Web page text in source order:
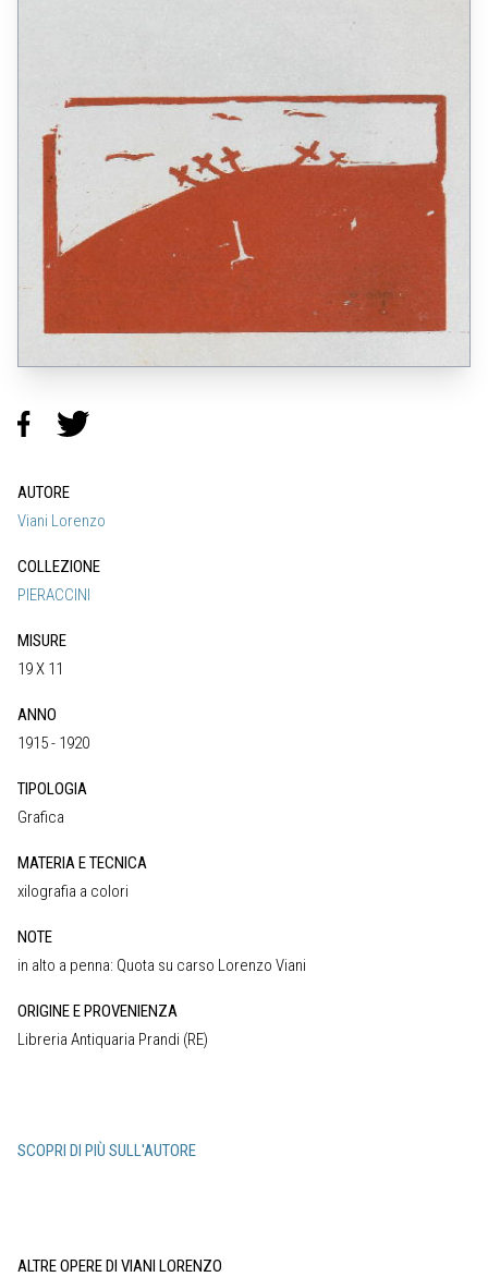
AUTORE
Viani Lorenzo
COLLEZIONE
PIERACCINI
MISURE
19 X 11
ANNO
1915 - 1920
TIPOLOGIA
Grafica
MATERIA E TECNICA
xilografia a colori
NOTE
in alto a penna: Quota su carso Lorenzo Viani
ORIGINE E PROVENIENZA
Libreria Antiquaria Prandi (RE)
SCOPRI DI PIÙ SULL'AUTORE
ALTRE OPERE DI VIANI LORENZO